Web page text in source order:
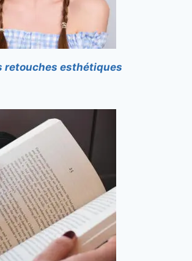
retouches esthétiques